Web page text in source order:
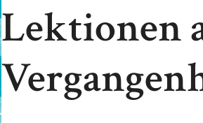
Lektionen